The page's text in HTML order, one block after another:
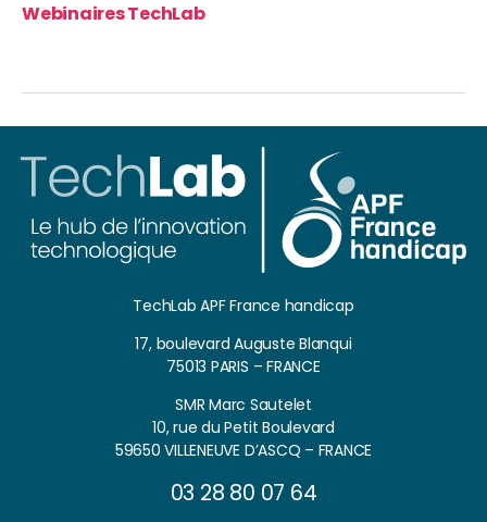
Webinaires TechLab
TechLab APF France handicap
17, boulevard Auguste Blanqui
75013 PARIS – FRANCE
SMR Marc Sautelet
10, rue du Petit Boulevard
59650 VILLENEUVE D’ASCQ – FRANCE
03 28 80 07 64